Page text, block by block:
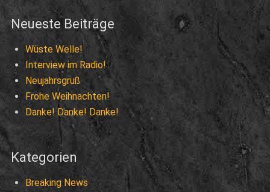
Neueste Beiträge
Wüste Welle!
Interview im Radio!
Neujahrsgruß
Frohe Weihnachten!
Danke! Danke! Danke!
Kategorien
Breaking News